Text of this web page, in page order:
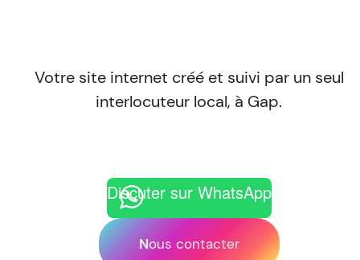
Votre site internet créé et suivi par un seul
interlocuteur local, à Gap.
Discuter sur WhatsApp
Nous contacter